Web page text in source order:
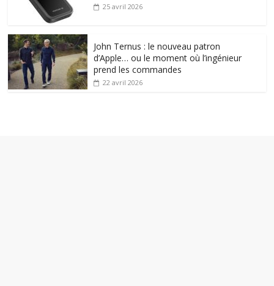
25 avril 2026
John Ternus : le nouveau patron
d’Apple… ou le moment où l’ingénieur
prend les commandes
22 avril 2026